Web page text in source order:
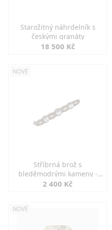
Starožitný náhrdelník s
českými granáty
18 500 Kč
NOVÉ
Stříbrná brož s
bleděmodrými kameny -
jemná elegance
2 400 Kč
NOVÉ